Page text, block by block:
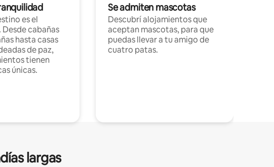
es el
cabañas
hasta casas
de paz,
tienen
únicas.
Se admiten mascotas
Descubrí alojamientos que
aceptan mascotas, para que
puedas llevar a tu amigo de
cuatro patas.
largas